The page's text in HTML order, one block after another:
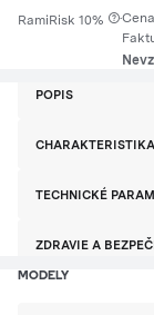
RamiRisk 10% ·
POPIS
TECHNICKÉ
ZDRAVIE A
MODELY